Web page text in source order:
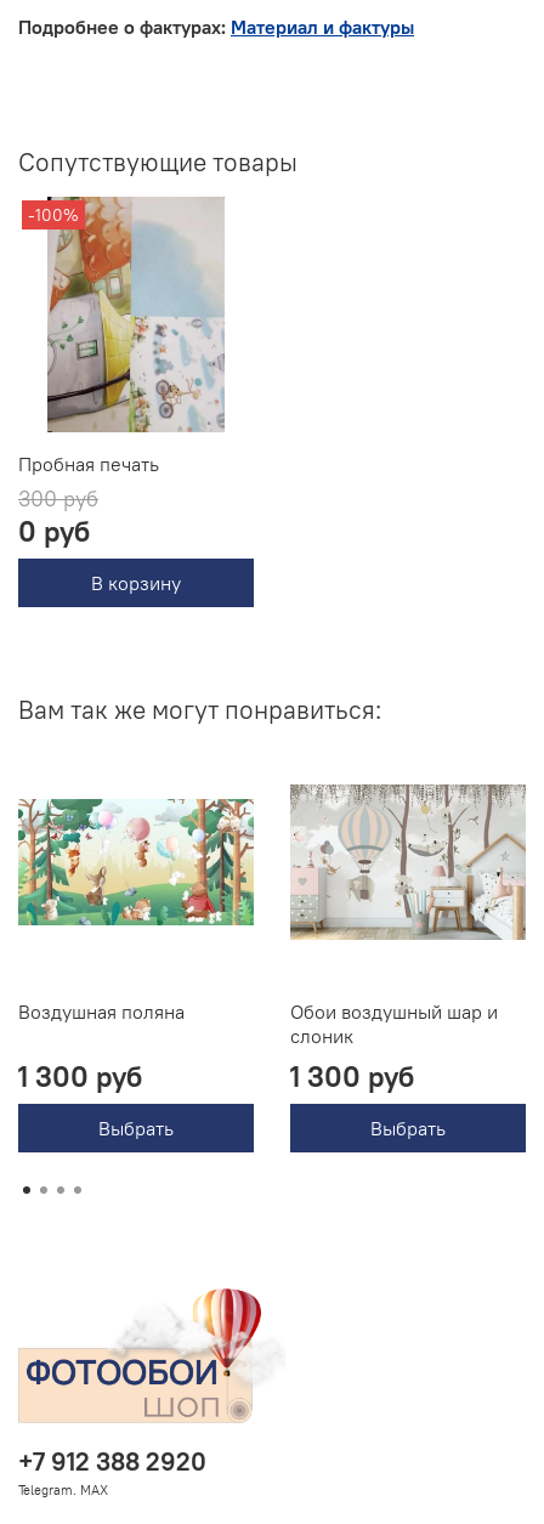
Подробнее о фактурах: Материал и фактуры
Сопутствующие товары
-100%
Пробная печать
300 руб
0 руб
В корзину
Вам так же могут понравиться:
Воздушная поляна
1 300 руб
Выбрать
Обои воздушный шар и
слоник
1 300 руб
Выбрать
+7 912 388 2920
Telegram. MAX